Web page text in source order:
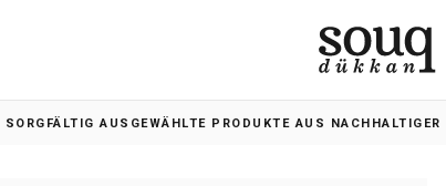
SORGFÄLTIG AUSGEWÄHLTE PRODUKTE AUS